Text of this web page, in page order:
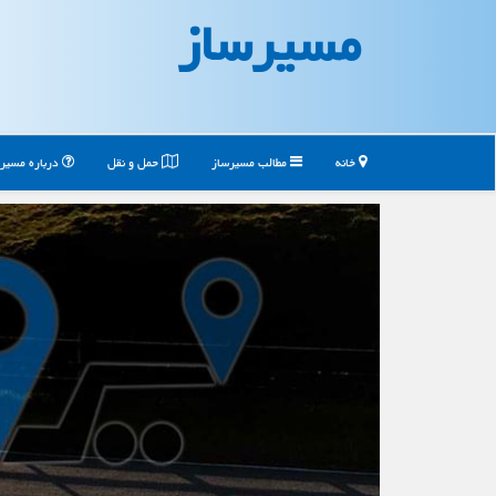
مسیرساز
خانه مطالب مسیرساز حمل و نقل درباره